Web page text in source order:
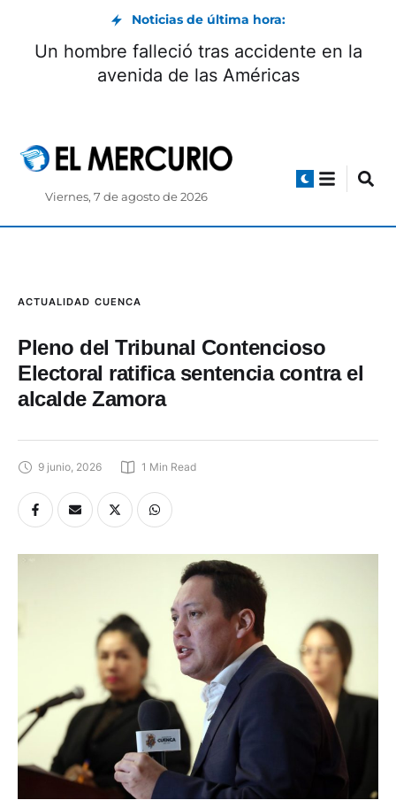
Noticias de última hora:
Un hombre falleció tras accidente en la
avenida de las Américas
Viernes, 7 de agosto de 2026
ACTUALIDAD CUENCA
Pleno del Tribunal Contencioso
Electoral ratifica sentencia contra el
alcalde Zamora
9 junio, 2026 1 Min Read